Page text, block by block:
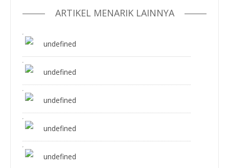
ARTIKEL MENARIK LAINNYA
undefined
undefined
undefined
undefined
undefined